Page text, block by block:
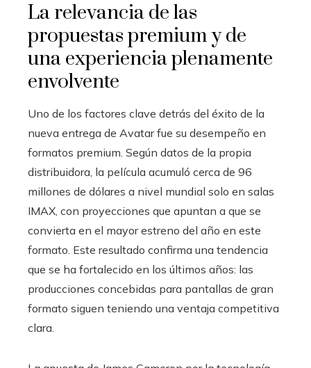
La relevancia de las
propuestas premium y de
una experiencia plenamente
envolvente
Uno de los factores clave detrás del éxito de la
nueva entrega de Avatar fue su desempeño en
formatos premium. Según datos de la propia
distribuidora, la película acumuló cerca de 96
millones de dólares a nivel mundial solo en salas
IMAX, con proyecciones que apuntan a que se
convierta en el mayor estreno del año en este
formato. Este resultado confirma una tendencia
que se ha fortalecido en los últimos años: las
producciones concebidas para pantallas de gran
formato siguen teniendo una ventaja competitiva
clara.